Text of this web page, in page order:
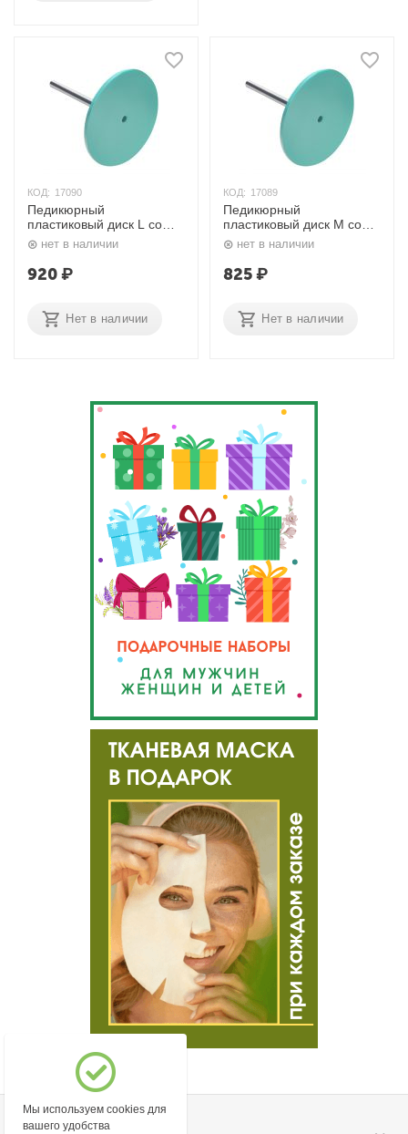
КОД: 17090
Педикюрный
пластиковый диск L со
сменным файлом 180
грит 5 шт. PPDset-25
Сталекс
нет в наличии
920₽
Нет в наличии
КОД: 17089
Педикюрный
пластиковый диск М со
сменным файлом 180
грит 5 шт. PPDset-20
Сталекс
нет в наличии
825₽
Нет в наличии
Мы используем cookies для
вашего удобства